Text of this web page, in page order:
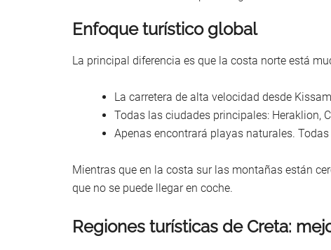
Enfoque turístico global
La principal diferencia es que la costa norte está
La carretera de alta velocidad desde
Todas las ciudades principales: Heraklion,
Apenas encontrará playas naturales.
Mientras que en la costa sur las montañas están
que no se puede llegar en coche.
Regiones turísticas de Creta: